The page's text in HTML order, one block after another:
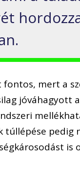
fontos, mert a
jóváhagyott
túllépése pedig
is